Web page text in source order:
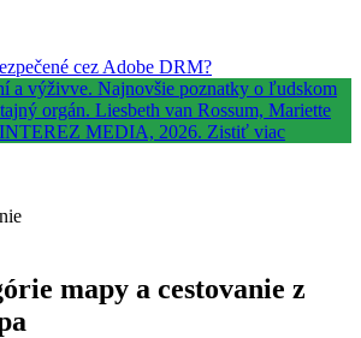
cez Adobe DRM?
mapy a cestovanie z